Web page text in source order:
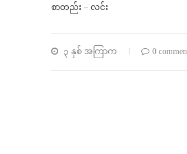
စာတည်း – လင်း
၃ နှစ် အကြာက 0